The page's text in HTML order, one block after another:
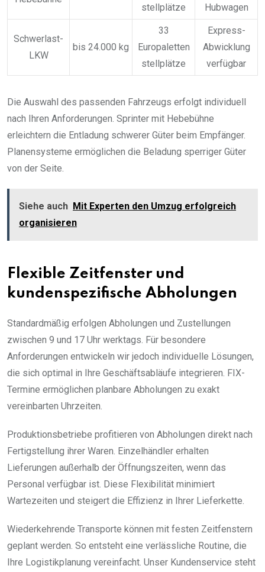
stellplätze
Hubwagen
Schwerlast-
LKW
bis 24.000 kg
33
Europaletten
stellplätze
Express-
Abwicklung
verfügbar
Die Auswahl des passenden Fahrzeugs erfolgt individuell
nach Ihren Anforderungen. Sprinter mit Hebebühne
erleichtern die Entladung schwerer Güter beim Empfänger.
Planensysteme ermöglichen die Beladung sperriger Güter
von der Seite.
Siehe auch Mit Experten den Umzug erfolgreich
organisieren
Flexible Zeitfenster und
kundenspezifische Abholungen
Standardmäßig erfolgen Abholungen und Zustellungen
zwischen 9 und 17 Uhr werktags. Für besondere
Anforderungen entwickeln wir jedoch individuelle Lösungen,
die sich optimal in Ihre Geschäftsabläufe integrieren. FIX-
Termine ermöglichen planbare Abholungen zu exakt
vereinbarten Uhrzeiten.
Produktionsbetriebe profitieren von Abholungen direkt nach
Fertigstellung ihrer Waren. Einzelhändler erhalten
Lieferungen außerhalb der Öffnungszeiten, wenn das
Personal verfügbar ist. Diese Flexibilität minimiert
Wartezeiten und steigert die Effizienz in Ihrer Lieferkette.
Wiederkehrende Transporte können mit festen Zeitfenstern
geplant werden. So entsteht eine verlässliche Routine, die
Ihre Logistikplanung vereinfacht. Unser Kundenservice steht